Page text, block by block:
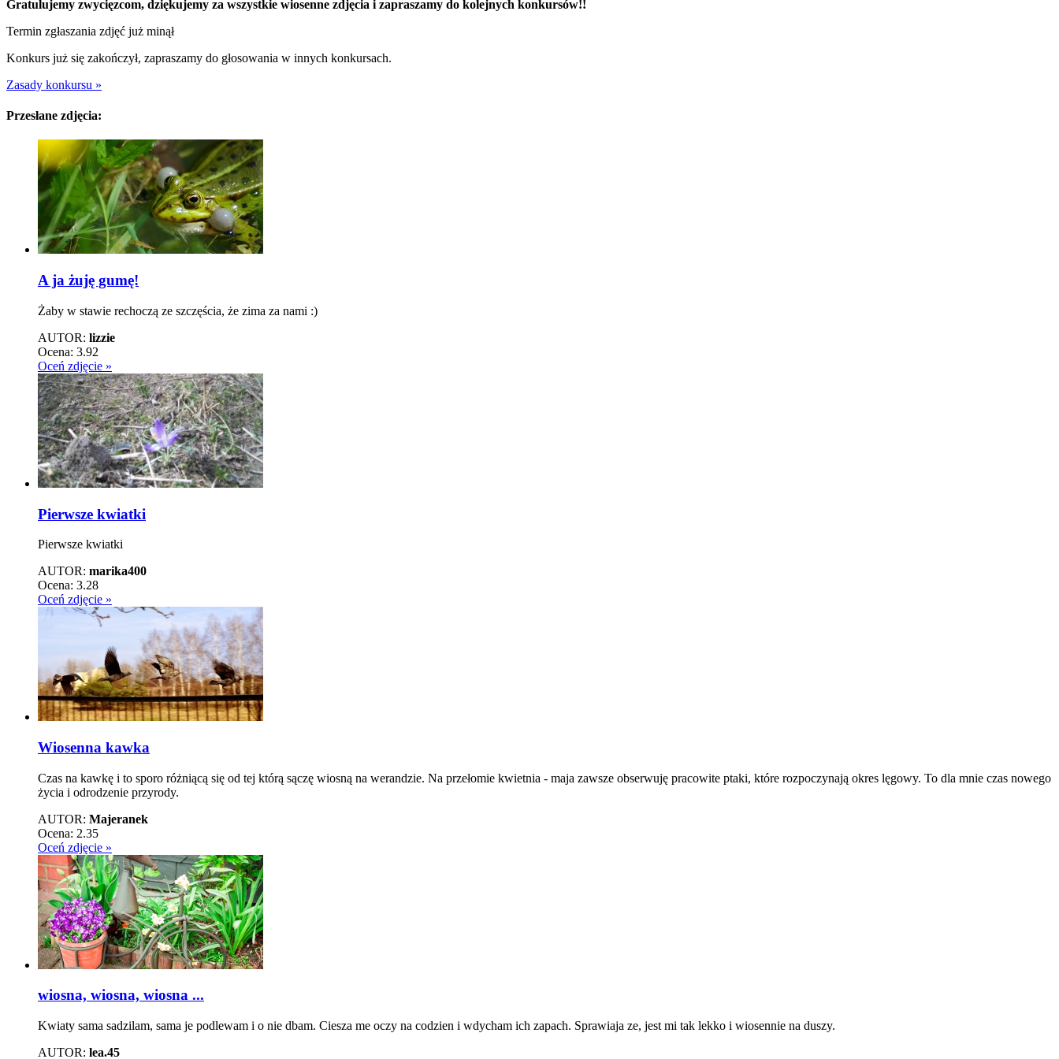
Gratulujemy zwycięzcom, dziękujemy za wszystkie wiosenne zdjęcia i zapraszamy do kolejnych konkursów!!
Termin zgłaszania zdjęć już minął
Konkurs już się zakończył, zapraszamy do głosowania w innych konkursach.
Zasady konkursu »
Przesłane zdjęcia:
A ja żuję gumę!
Żaby w stawie rechoczą ze szczęścia, że zima za nami :)
AUTOR: lizzie
Ocena: 3.92
Oceń zdjęcie »
Pierwsze kwiatki
Pierwsze kwiatki
AUTOR: marika400
Ocena: 3.28
Oceń zdjęcie »
Wiosenna kawka
Czas na kawkę i to sporo różniącą się od tej którą sączę wiosną na werandzie. Na przełomie kwietnia - maja zawsze obserwuję pracowite ptaki, które rozpoczynają okres lęgowy. To dla mnie czas nowego
życia i odrodzenie przyrody.
AUTOR: Majeranek
Ocena: 2.35
Oceń zdjęcie »
wiosna, wiosna, wiosna ...
Kwiaty sama sadzilam, sama je podlewam i o nie dbam. Ciesza me oczy na codzien i wdycham ich zapach. Sprawiaja ze, jest mi tak lekko i wiosennie na duszy.
AUTOR: lea.45